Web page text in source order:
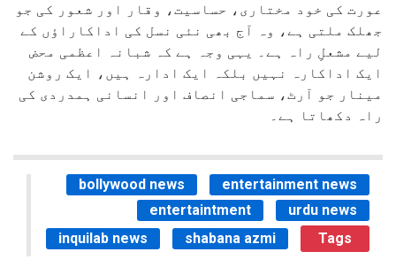
عورت کی خود مختاری، حساسیت، وقار اور شعور کی جو
جھلک ملتی ہے، وہ آج بھی نئی نسل کی اداکاراؤں کے
لیے مشعلِ راہ ہے۔ یہی وجہ ہے کہ شبانہ اعظمی محض
ایک اداکارہ نہیں بلکہ ایک ادارہ ہیں، ایک روشن
مینار جو آرٹ، سماجی انصاف اور انسانی ہمدردی کی
راہ دکھاتا ہے۔
bollywood news
entertainment news
entertaintment
urdu news
inquilab news
shabana azmi Tags